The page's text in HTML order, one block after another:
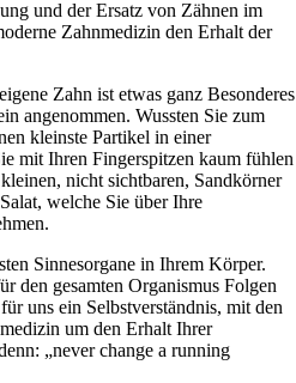
und der Ersatz von Zähnen im
Zahnmedizin den Erhalt der
Zahn ist etwas ganz Besonderes
angenommen. Wussten Sie zum
kleinste Partikel in einer
mit Ihren Fingerspitzen kaum fühlen
nicht sichtbaren, Sandkörner
welche Sie über Ihre
Sinnesorgane in Ihrem Körper.
den gesamten Organismus Folgen
uns ein Selbstverständnis, mit den
um den Erhalt Ihrer
„never change a running